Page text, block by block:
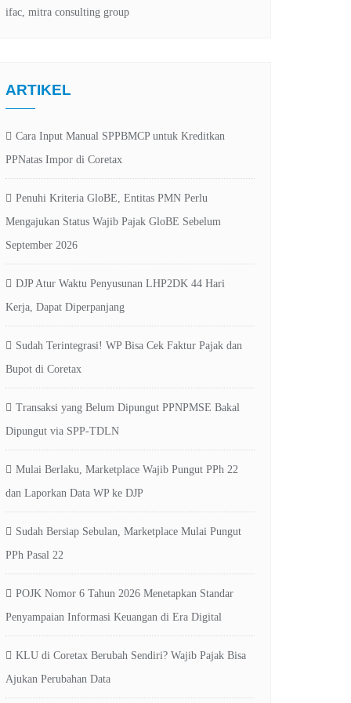
ARTIKEL
Cara Input Manual SPPBMCP untuk Kreditkan
PPNatas Impor di Coretax
Penuhi Kriteria GloBE, Entitas PMN Perlu
Mengajukan Status Wajib Pajak GloBE Sebelum
September 2026
DJP Atur Waktu Penyusunan LHP2DK 44 Hari
Kerja, Dapat Diperpanjang
Sudah Terintegrasi! WP Bisa Cek Faktur Pajak dan
Bupot di Coretax
Transaksi yang Belum Dipungut PPNPMSE Bakal
Dipungut via SPP-TDLN
Mulai Berlaku, Marketplace Wajib Pungut PPh 22
dan Laporkan Data WP ke DJP
Sudah Bersiap Sebulan, Marketplace Mulai Pungut
PPh Pasal 22
POJK Nomor 6 Tahun 2026 Menetapkan Standar
Penyampaian Informasi Keuangan di Era Digital
KLU di Coretax Berubah Sendiri? Wajib Pajak Bisa
Ajukan Perubahan Data